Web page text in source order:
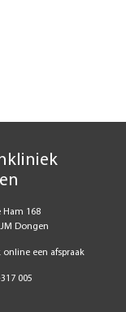
Ham 168
Dongen
online een afspraak
005